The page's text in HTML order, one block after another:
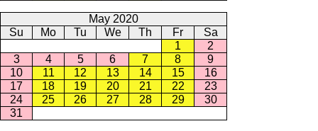
May 2020
Su
Mo Tu We Th Fr
Sa
1
2
3
4 5 6 7 8
9
10
11 12 13 14 15
16
17
18 19 20 21 22
23
24
25 26 27 28 29
30
31